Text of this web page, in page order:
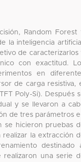
Random Forest
la inteligencia
de caracterizarlos
con exactitud.
en
de carga resistiva,
Poly-Si). Después
y se llevaron a
de tres parámetros
se hicieron pruebas
realizar la extracción
destinado
realizaron una serie